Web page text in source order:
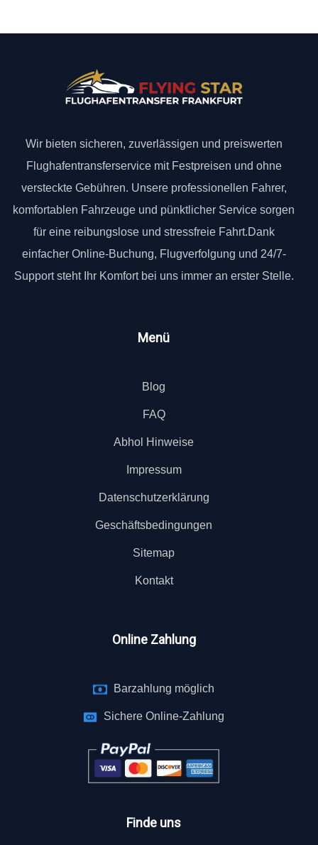
Wir bieten sicheren, zuverlässigen und preiswerten
Flughafentransferservice mit Festpreisen und ohne
versteckte Gebühren. Unsere professionellen Fahrer,
komfortablen Fahrzeuge und pünktlicher Service sorgen
für eine reibungslose und stressfreie Fahrt.Dank
einfacher Online-Buchung, Flugverfolgung und 24/7-
Support steht Ihr Komfort bei uns immer an erster Stelle.
Menü
Blog
FAQ
Abhol Hinweise
Impressum
Datenschutzerklärung
Geschäftsbedingungen
Sitemap
Kontakt
Online Zahlung
Barzahlung möglich
Sichere Online-Zahlung
Finde uns